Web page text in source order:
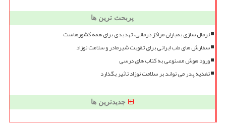
پربحث ترین ها
نرمال سازی بمباران مراکز درمانی، تهدیدی برای همه کشورهاست
سفارش های طب ایرانی برای تقویت شیرمادر و سلامت نوزاد
ورود هوش مصنوعی به کتاب های درسی
تغذیه پدر می تواند بر سلامت نوزاد تاثیر بگذارد
جدیدترین ها